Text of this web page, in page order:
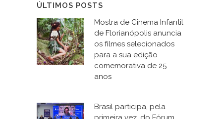
ÚLTIMOS POSTS
Mostra de Cinema Infantil
de Florianópolis anuncia
os filmes selecionados
para a sua edição
comemorativa de 25
anos
Brasil participa, pela